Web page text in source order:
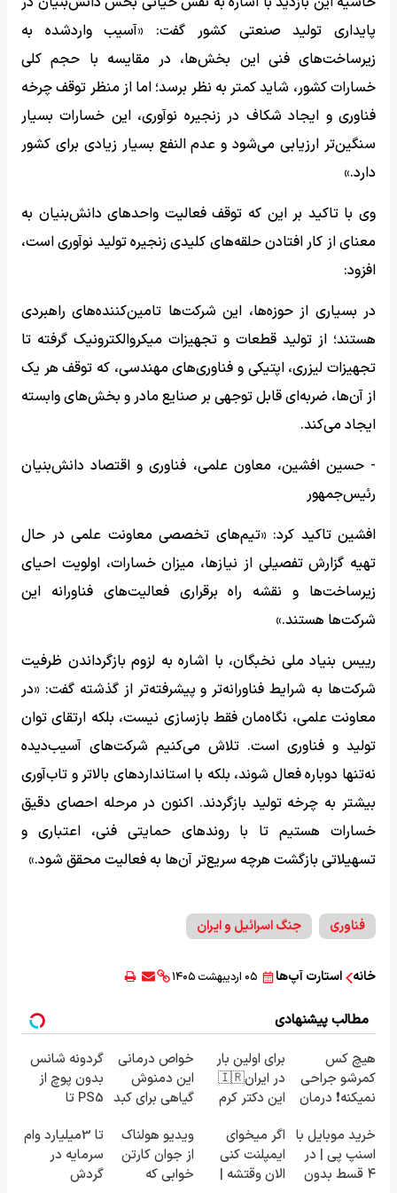
پایداری تولید صنعتی کشور گفت: «آسیب‌ واردشده به
زیرساخت‌های فنی این بخش‌ها، در مقایسه با حجم کلی
خسارات کشور، شاید کمتر به نظر برسد؛ اما از منظر توقف چرخه
فناوری و ایجاد شکاف در زنجیره نوآوری، این خسارات بسیار
سنگین‌تر ارزیابی می‌شود و عدم النفع بسیار زیادی برای کشور
دارد.»
وی با تاکید بر این‌ که توقف فعالیت واحدهای دانش‌بنیان به
معنای از کار افتادن حلقه‌های کلیدی زنجیره تولید نوآوری است،
افزود:
در بسیاری از حوزه‌ها، این شرکت‌ها تامین‌کننده‌های راهبردی
هستند؛ از تولید قطعات و تجهیزات میکروالکترونیک گرفته تا
تجهیزات لیزری، اپتیکی و فناوری‌های مهندسی، که توقف هر یک
از آن‌ها، ضربه‌ای قابل توجهی بر صنایع مادر و بخش‌های وابسته
ایجاد می‌کند.
- حسین افشین، معاون علمی، فناوری و اقتصاد دانش‌بنیان
رئیس‌جمهور
افشین تاکید کرد: «تیم‌های تخصصی معاونت علمی در حال
تهیه گزارش تفصیلی از نیازها، میزان خسارات، اولویت احیای
زیرساخت‌ها و نقشه راه برقراری فعالیت‌های فناورانه این
شرکت‌ها هستند.»
رییس بنیاد ملی نخبگان، با اشاره به لزوم بازگرداندن ظرفیت
شرکت‌ها به شرایط فناورانه‌تر و پیشرفته‌تر از گذشته گفت: «در
معاونت علمی، نگاه‌مان فقط بازسازی نیست، بلکه ارتقای توان
تولید و فناوری است. تلاش می‌کنیم شرکت‌های آسیب‌دیده
نه‌تنها دوباره فعال شوند، بلکه با استانداردهای بالاتر و تاب‌آوری
بیشتر به چرخه تولید بازگردند. اکنون در مرحله احصای دقیق
خسارات هستیم تا با روندهای حمایتی فنی، اعتباری و
تسهیلاتی بازگشت هرچه سریع‌تر آن‌ها به فعالیت محقق شود.»
فناوری جنگ اسرائیل و ایران
خانه استارت آپ‌ها ۰۵ اردیبهشت ۱۴۰۵
مطالب پیشنهادی
هیچ کس
کمرشو جراحی
نمیکنه❗ درمان
قرص
(پرسشنامه)
برای اولین بار
در ایران🇮🇷
این دکتر کرم
23 روزه
ساخت!
خواص درمانی
این دمنوش
گیاهی برای کبد
خبرید!
گردونه شانس
بدون پوچ از
PS5 تا
کوین 🔥
خرید موبایل با
اسنپ پی | در
۴ قسط بدون
اگر میخوای
ایمپلنت کنی
الان وقتشه |
ویدیو هولناک
از جوان کارتن
خوابی که
تا 3میلیارد وام
سرمایه در
گردش